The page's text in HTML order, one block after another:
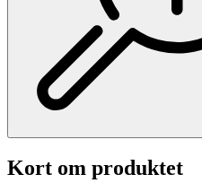
Kort om produktet